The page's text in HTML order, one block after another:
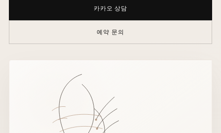
카카오 상담
예약 문의